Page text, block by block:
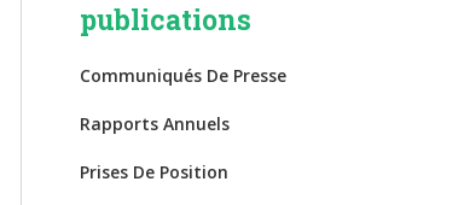
publications
Communiqués De Presse
Rapports Annuels
Prises De Position